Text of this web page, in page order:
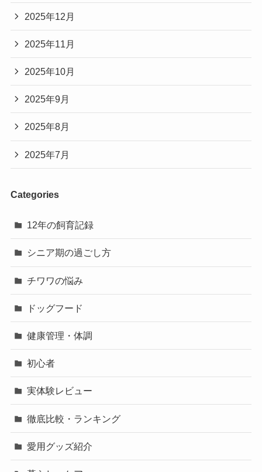
2025年12月
2025年11月
2025年10月
2025年9月
2025年8月
2025年7月
Categories
12年の飼育記録
シニア期の過ごし方
チワワの悩み
ドッグフード
健康管理・体調
初心者
実体験レビュー
徹底比較・ランキング
愛用グッズ紹介